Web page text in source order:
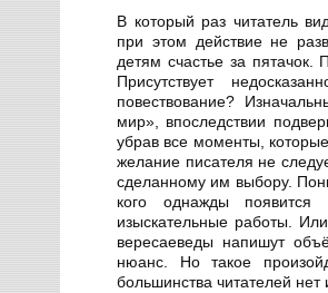
В который раз читатель
при этом действие не
детям счастье за пятачок.
Присутствует
повествование?
мир», впоследствии
убрав все моменты,
желание писателя не
сделанному им выбору.
кого однажды появится
изыскательные работы.
вересаеведы напишут
нюанс. Но такое
большинства читателей нет